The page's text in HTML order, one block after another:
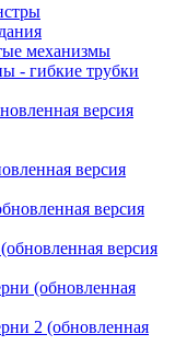
механизмы
- гибкие трубки
версия
версия
версия
версия
(обновленная
2 (обновленная